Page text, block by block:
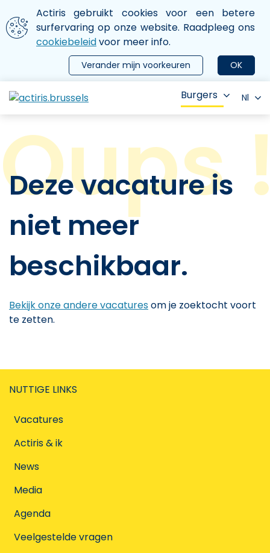
Aller au contenu principal
We gebruiken cookies
Actiris gebruikt cookies voor een betere
surfervaring op onze website. Raadpleeg ons
cookiebeleidvoor meer info.
OK
Verander mijn voorkeuren
le menu
Burgers Nl
Deze vacature is
niet meer
beschikbaar.
Bekijk onze andere vacaturesom je zoektocht voort
te zetten.
NUTTIGE LINKS
Vacatures
Actiris & ik
News
Media
Agenda
Veelgestelde vragen